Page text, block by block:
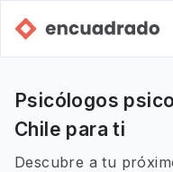
Psicólogos
Chile para ti
Descubre a tu